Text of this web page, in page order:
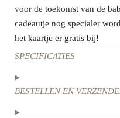
voor de toekomst van de
cadeautje nog specialer
het kaartje er gratis bij!
SPECIFICATIES
BESTELLEN EN